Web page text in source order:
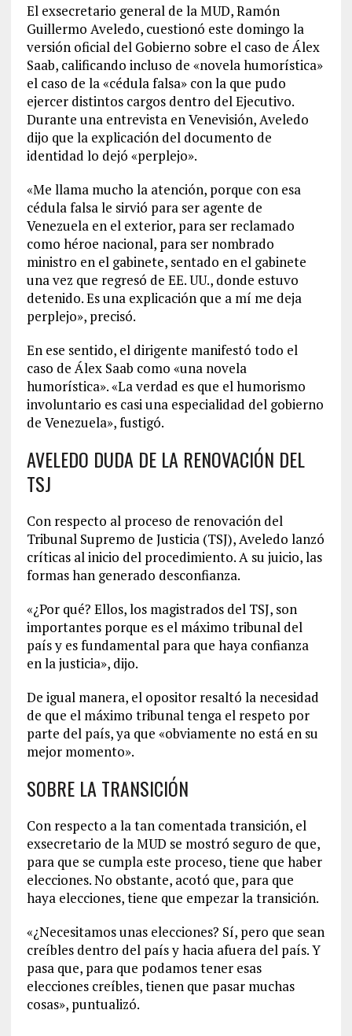
El exsecretario general de la MUD, Ramón
Guillermo Aveledo, cuestionó este domingo la
versión oficial del Gobierno sobre el caso de Álex
Saab, calificando incluso de «novela humorística»
el caso de la «cédula falsa» con la que pudo
ejercer distintos cargos dentro del Ejecutivo.
Durante una entrevista en Venevisión, Aveledo
dijo que la explicación del documento de
identidad lo dejó «perplejo».
«Me llama mucho la atención, porque con esa
cédula falsa le sirvió para ser agente de
Venezuela en el exterior, para ser reclamado
como héroe nacional, para ser nombrado
ministro en el gabinete, sentado en el gabinete
una vez que regresó de EE. UU., donde estuvo
detenido. Es una explicación que a mí me deja
perplejo», precisó.
En ese sentido, el dirigente manifestó todo el
caso de Álex Saab como «una novela
humorística». «La verdad es que el humorismo
involuntario es casi una especialidad del gobierno
de Venezuela», fustigó.
AVELEDO DUDA DE LA RENOVACIÓN DEL
TSJ
Con respecto al proceso de renovación del
Tribunal Supremo de Justicia (TSJ), Aveledo lanzó
críticas al inicio del procedimiento. A su juicio, las
formas han generado desconfianza.
«¿Por qué? Ellos, los magistrados del TSJ, son
importantes porque es el máximo tribunal del
país y es fundamental para que haya confianza
en la justicia», dijo.
De igual manera, el opositor resaltó la necesidad
de que el máximo tribunal tenga el respeto por
parte del país, ya que «obviamente no está en su
mejor momento».
SOBRE LA TRANSICIÓN
Con respecto a la tan comentada transición, el
exsecretario de la MUD se mostró seguro de que,
para que se cumpla este proceso, tiene que haber
elecciones. No obstante, acotó que, para que
haya elecciones, tiene que empezar la transición.
«¿Necesitamos unas elecciones? Sí, pero que sean
creíbles dentro del país y hacia afuera del país. Y
pasa que, para que podamos tener esas
elecciones creíbles, tienen que pasar muchas
cosas», puntualizó.